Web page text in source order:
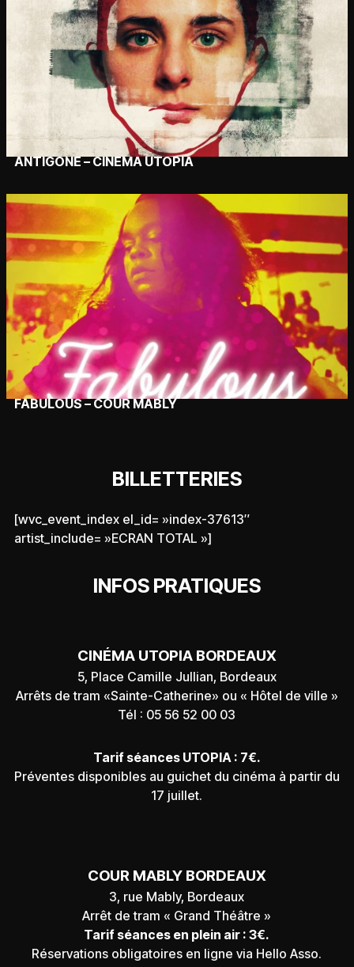
ANTIGONE – CINÉMA UTOPIA
FABULOUS – COUR MABLY
BILLETTERIES
[wvc_event_index el_id= »index-37613″
artist_include= »ECRAN TOTAL »]
INFOS PRATIQUES
CINÉMA UTOPIA BORDEAUX
5, Place Camille Jullian, Bordeaux
Arrêts de tram «Sainte-Catherine» ou « Hôtel de ville »
Tél : 05 56 52 00 03
Tarif séances UTOPIA : 7€.
Préventes disponibles au guichet du cinéma à partir du
17 juillet.
COUR MABLY BORDEAUX
3, rue Mably, Bordeaux
Arrêt de tram « Grand Théâtre »
Tarif séances en plein air : 3€.
Réservations obligatoires en ligne via Hello Asso.